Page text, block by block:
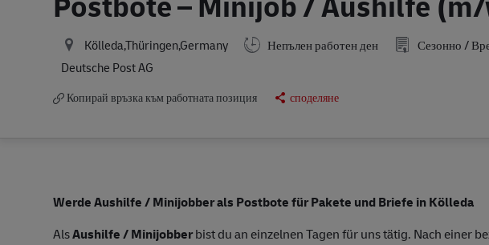
Kölleda,Thüringen,Germany Непълен работен ден Сезонно /
Deutsche Post AG
Копирай връзка към работната позиция споделяне
Werde Aushilfe / Minijobber als Postbote für Pakete und Briefe in Kölleda
AlsAushilfe / Minijobberbist du an einzelnen Tagen für uns tätig. Nach einer